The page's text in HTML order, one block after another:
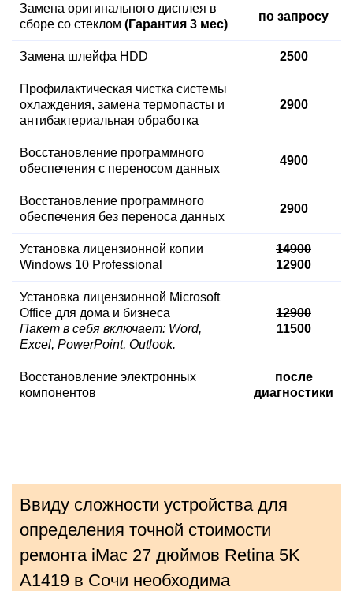
Замена оригинального дисплея в
сборе со стеклом (Гарантия 3 мес)
по запросу
Замена шлейфа HDD 2500
Профилактическая чистка системы
охлаждения, замена термопасты и
антибактериальная обработка
2900
Восстановление программного
обеспечения с переносом данных
4900
Восстановление программного
обеспечения без переноса данных
2900
Установка лицензионной копии
Windows 10 Professional
14900
12900
Установка лицензионной Microsoft
Office для дома и бизнеса
Пакет в себя включает: Word,
Excel, PowerPoint, Outlook.
12900
11500
Восстановление электронных
компонентов
после
диагностики
Ввиду сложности устройства для
определения точной стоимости
ремонта iMac 27 дюймов Retina 5K
A1419 в Сочи необходима